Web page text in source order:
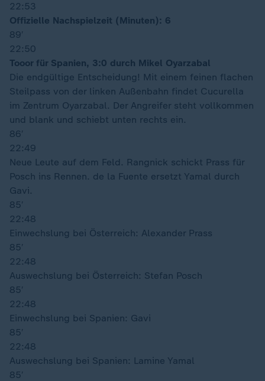
22:53
Offizielle Nachspielzeit (Minuten): 6
89′
22:50
Tooor für Spanien, 3:0 durch Mikel Oyarzabal
Die endgültige Entscheidung! Mit einem feinen flachen
Steilpass von der linken Außenbahn findet Cucurella
im Zentrum Oyarzabal. Der Angreifer steht vollkommen
und blank und schiebt unten rechts ein.
86′
22:49
Neue Leute auf dem Feld. Rangnick schickt Prass für
Posch ins Rennen. de la Fuente ersetzt Yamal durch
Gavi.
85′
22:48
Einwechslung bei Österreich: Alexander Prass
85′
22:48
Auswechslung bei Österreich: Stefan Posch
85′
22:48
Einwechslung bei Spanien: Gavi
85′
22:48
Auswechslung bei Spanien: Lamine Yamal
85′